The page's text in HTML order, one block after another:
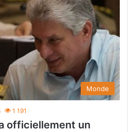
Monde
1 191
officiellement un